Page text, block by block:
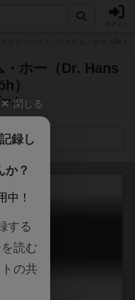
・ホー（Dr. Hans
）
ム
ー
ケン
閉じる
録し
か？
中！
する
読む
の共